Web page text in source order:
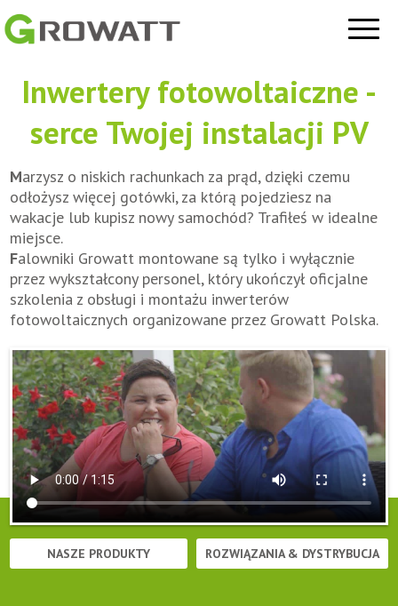
Inwertery fotowoltaiczne -
serce Twojej instalacji PV
Marzysz o niskich rachunkach za prąd, dzięki czemu
odłożysz więcej gotówki, za którą pojedziesz na
wakacje lub kupisz nowy samochód? Trafiłeś w idealne
miejsce.
Falowniki Growatt montowane są tylko i wyłącznie
przez wykształcony personel, który ukończył oficjalne
szkolenia z obsługi i montażu inwerterów
fotowoltaicznych organizowane przez Growatt Polska.
NASZE PRODUKTY ROZWIĄZANIA & DYSTRYBUCJA